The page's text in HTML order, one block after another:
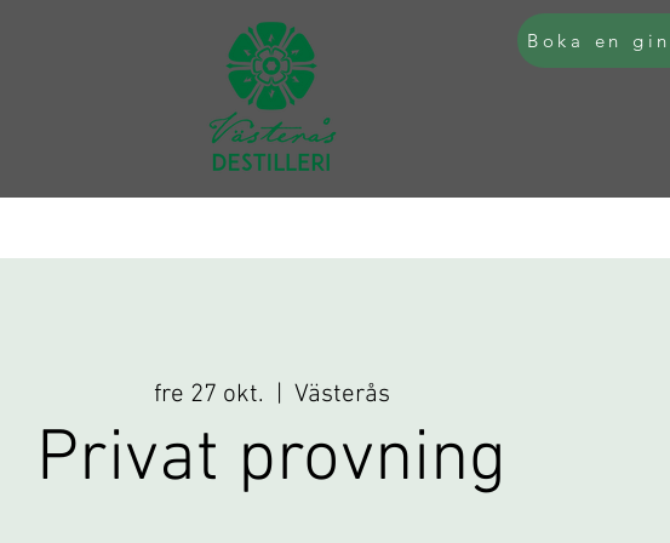
Boka en
fre 27 okt.
  |
Västerås
Privat provning